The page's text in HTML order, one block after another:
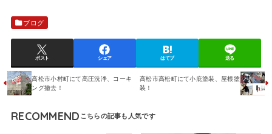
ブログ
ポスト シェア はてブ 送る
高松市小村町にて高圧洗浄、コーキ
ング撤去！
高松市高松町にて小庇塗装、屋根塗
装！
RECOMMEND